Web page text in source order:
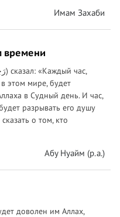
Имам Захаби
времени
этом мире, будет
в Судный день. И час,
разрывать его душу
о том, кто
Абу Нуайм (р.а.)
доволен им Аллах,